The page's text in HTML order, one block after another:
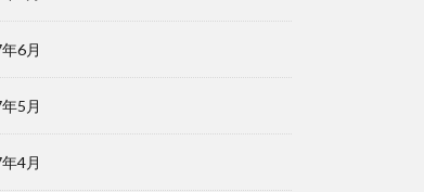
6月
5月
4月